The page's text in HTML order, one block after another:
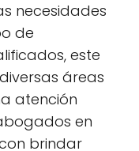
necesidades
de
este
áreas
atención
en
brindar